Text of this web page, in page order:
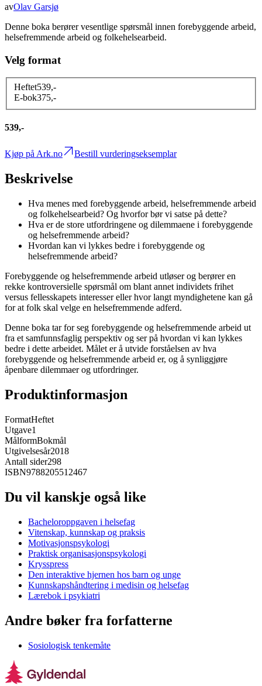
avOlav Garsjø
Denne boka berører vesentlige spørsmål innen forebyggende arbeid,
helsefremmende arbeid og folkehelsearbeid.
Velg format
Heftet539,-
E-bok375,-
539,-
Kjøp på Ark.no Bestill vurderingseksemplar
Beskrivelse
Hva menes med forebyggende arbeid, helsefremmende arbeid
og folkehelsearbeid? Og hvorfor bør vi satse på dette?
Hva er de store utfordringene og dilemmaene i forebyggende
og helsefremmende arbeid?
Hvordan kan vi lykkes bedre i forebyggende og
helsefremmende arbeid?
Forebyggende og helsefremmende arbeid utløser og berører en
rekke kontroversielle spørsmål om blant annet individets frihet
versus fellesskapets interesser eller hvor langt myndighetene kan gå
for at folk skal velge en helsefremmende adferd.
Denne boka tar for seg forebyggende og helsefremmende arbeid ut
fra et samfunnsfaglig perspektiv og ser på hvordan vi kan lykkes
bedre i dette arbeidet. Målet er å utvide forståelsen av hva
forebyggende og helsefremmende arbeid er, og å synliggjøre
åpenbare dilemmaer og utfordringer.
Produktinformasjon
FormatHeftet
Utgave1
MålformBokmål
Utgivelsesår2018
Antall sider298
ISBN9788205512467
Du vil kanskje også like
Bacheloroppgaven i helsefag
Vitenskap, kunnskap og praksis
Motivasjonspsykologi
Praktisk organisasjonspsykologi
Krysspress
Den interaktive hjernen hos barn og unge
Kunnskapshåndtering i medisin og helsefag
Lærebok i psykiatri
Andre bøker fra forfatterne
Sosiologisk tenkemåte